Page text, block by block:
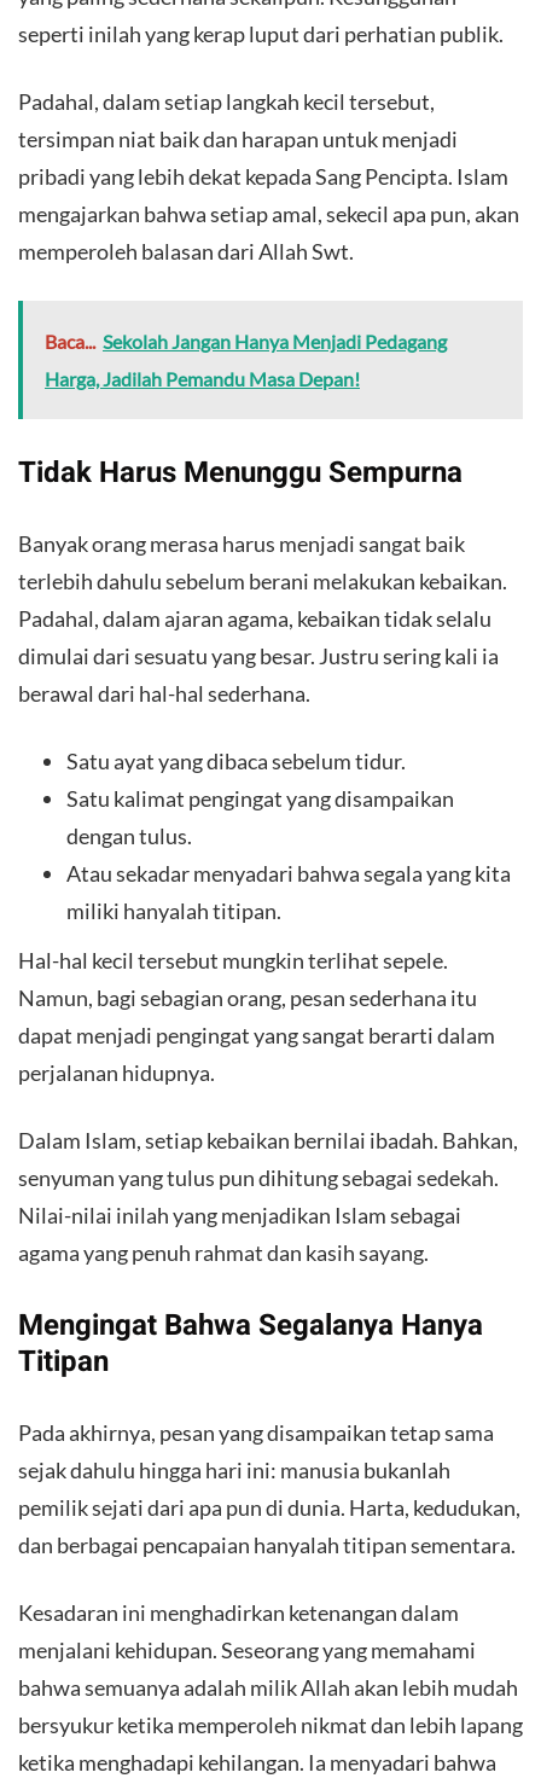
seperti inilah yang kerap luput dari perhatian publik.
Padahal, dalam setiap langkah kecil tersebut,
tersimpan niat baik dan harapan untuk menjadi
pribadi yang lebih dekat kepada Sang Pencipta. Islam
mengajarkan bahwa setiap amal, sekecil apa pun, akan
memperoleh balasan dari Allah Swt.
Baca... Sekolah Jangan Hanya Menjadi Pedagang
Harga, Jadilah Pemandu Masa Depan!
Tidak Harus Menunggu Sempurna
Banyak orang merasa harus menjadi sangat baik
terlebih dahulu sebelum berani melakukan kebaikan.
Padahal, dalam ajaran agama, kebaikan tidak selalu
dimulai dari sesuatu yang besar. Justru sering kali ia
berawal dari hal-hal sederhana.
Satu ayat yang dibaca sebelum tidur.
Satu kalimat pengingat yang disampaikan
dengan tulus.
Atau sekadar menyadari bahwa segala yang kita
miliki hanyalah titipan.
Hal-hal kecil tersebut mungkin terlihat sepele.
Namun, bagi sebagian orang, pesan sederhana itu
dapat menjadi pengingat yang sangat berarti dalam
perjalanan hidupnya.
Dalam Islam, setiap kebaikan bernilai ibadah. Bahkan,
senyuman yang tulus pun dihitung sebagai sedekah.
Nilai-nilai inilah yang menjadikan Islam sebagai
agama yang penuh rahmat dan kasih sayang.
Mengingat Bahwa Segalanya Hanya
Titipan
Pada akhirnya, pesan yang disampaikan tetap sama
sejak dahulu hingga hari ini: manusia bukanlah
pemilik sejati dari apa pun di dunia. Harta, kedudukan,
dan berbagai pencapaian hanyalah titipan sementara.
Kesadaran ini menghadirkan ketenangan dalam
menjalani kehidupan. Seseorang yang memahami
bahwa semuanya adalah milik Allah akan lebih mudah
bersyukur ketika memperoleh nikmat dan lebih lapang
ketika menghadapi kehilangan. Ia menyadari bahwa